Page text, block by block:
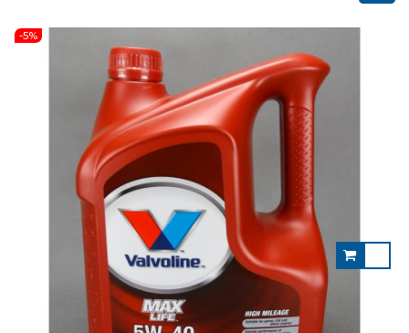
-5%